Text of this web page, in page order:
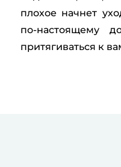
плохое начнет
по-настоящему
притягиваться к